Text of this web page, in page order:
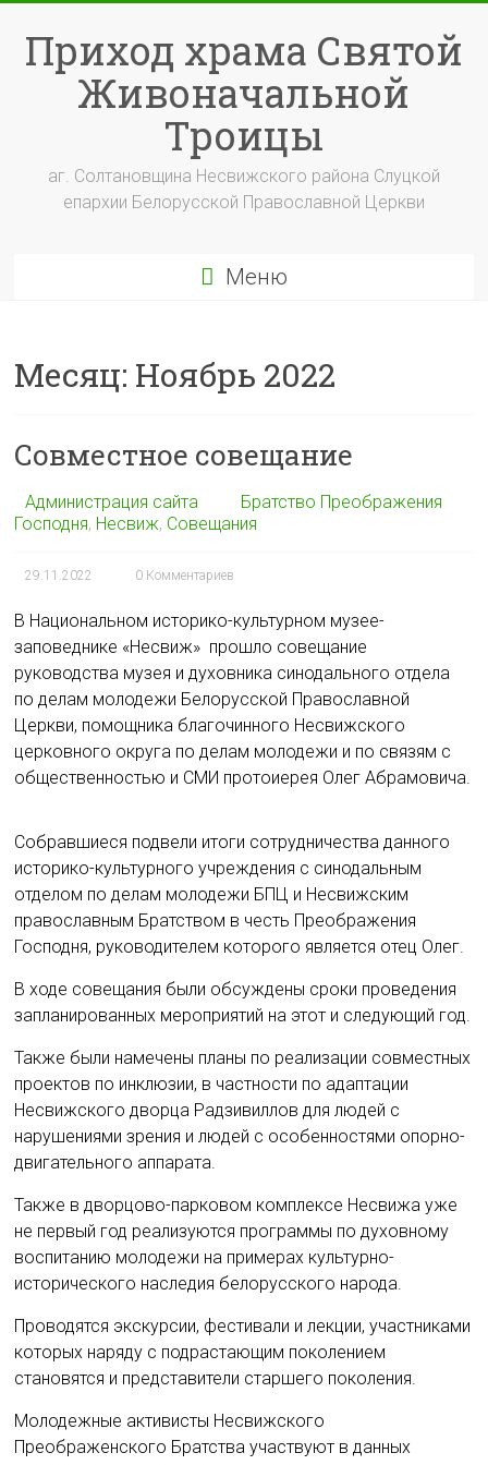
содержимому
Приход храма Святой
Живоначальной
Троицы
аг. Солтановщина Несвижского района Слуцкой
епархии Белорусской Православной Церкви
Меню
Месяц: Ноябрь 2022
Совместное совещание
Администрация сайта
Братство Преображения
Господня, Несвиж, Совещания
29.11.2022 0 Комментариев
В Национальном историко-культурном музее-
заповеднике «Несвиж» прошло совещание
руководства музея и духовника синодального отдела
по делам молодежи Белорусской Православной
Церкви, помощника благочинного Несвижского
церковного округа по делам молодежи и по связям с
общественностью и СМИ протоиерея Олег Абрамовича.
Собравшиеся подвели итоги сотрудничества данного
историко-культурного учреждения с синодальным
отделом по делам молодежи БПЦ и Несвижским
православным Братством в честь Преображения
Господня, руководителем которого является отец Олег.
В ходе совещания были обсуждены сроки проведения
запланированных мероприятий на этот и следующий год.
Также были намечены планы по реализации совместных
проектов по инклюзии, в частности по адаптации
Несвижского дворца Радзивиллов для людей с
нарушениями зрения и людей с особенностями опорно-
двигательного аппарата.
Также в дворцово-парковом комплексе Несвижа уже
не первый год реализуются программы по духовному
воспитанию молодежи на примерах культурно-
исторического наследия белорусского народа.
Проводятся экскурсии, фестивали и лекции, участниками
которых наряду с подрастающим поколением
становятся и представители старшего поколения.
Молодежные активисты Несвижского
Преображенского Братства участвуют в данных